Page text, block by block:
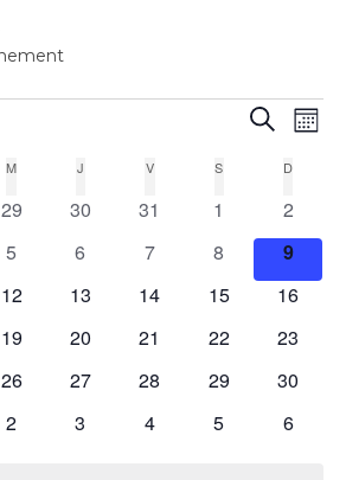
et
de
Mois
M J V S D
0
29
0
30
0
31
0
évènements
1
0
2
0
5
0
6
0
7
0
évènements
8
0
9
0
12
0
13
0
14
0
15
0
16
0
19
0
20
0
21
0
22
0
23
0
26
0
27
0
28
0
29
0
30
0
2
0
3
0
4
0
5
0
6